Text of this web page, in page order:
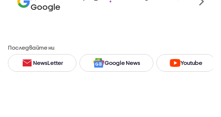
Google
Последвайте ни
NewsLetter Google News Youtube